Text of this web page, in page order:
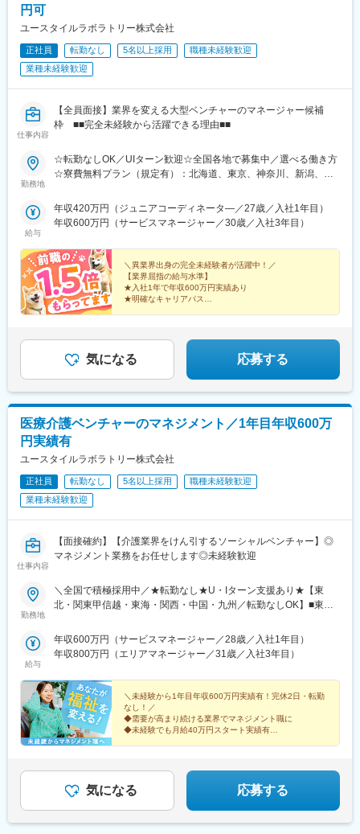
円可
ユースタイルラボラトリー株式会社
正社員 転勤なし 5名以上採用
職種未経験歓迎
業種未経験歓迎
仕事内容
【全員面接】業界を変える大型ベンチャーのマネージャー候補
枠 ■■完全未経験から活躍できる理由■■
勤務地
☆転勤なしOK／UIターン歓迎☆全国各地で募集中／選べる働き方
☆寮費無料プラン（規定有）：北海道、東京、神奈川、新潟、三
ス】◇地元採用・転勤なし可■東北／北海道、青森、岩手、宮城、
山形、福島■関東甲信越／茨城、栃木、群馬、埼玉、千葉、東京、
■関西／滋賀、京都、大阪、兵庫、奈良、和歌山■中国・四国／岡
山、広島、山口、徳島、香川、愛媛、高知■九州／福岡、佐賀、長
崎、熊本、大分、宮崎、鹿児島、沖縄☆江戸川・川崎・湘南・川
越・香川・徳島・青森・多摩川にて新規オープン★別事業へのキ
ャリアチェンジによる昇格可能☆ページ下部「勤務地の一例」も
ご参照ください【2／全国マネージャーコース】◆全国募集／引越
在地はHP参照⇒養成期間後の勤務地は現在お住まいの地域又はジ
ェネラルマネージャーと相談の上決定◆引越し手当支給・家賃無
料の借り上げ社宅提供☆早期キャリアアップしたい方に最適なポ
ジション
給与
年収420万円（ジュニアコーディネータ―／27歳／入社1年目）
年収600万円（サービスマネージャー／30歳／入社3年目）
＼異業界出身の完全未経験者が活躍中！／
【業界屈指の給与水準】
★入社1年で年収600万円実績あり
★明確なキャリアパス
気になる 応募する
医療介護ベンチャーのマネジメント／1年目年収600万
円実績有
ユースタイルラボラトリー株式会社
正社員 転勤なし 5名以上採用
職種未経験歓迎
業種未経験歓迎
仕事内容
【面接確約】【介護業界をけん引するソーシャルベンチャー】◎
マネジメント業務をお任せします◎未経験歓迎
勤務地
＼全国で積極採用中／★転勤なし★U・Iターン支援あり★【東
北・関東甲信越・東海・関西・中国・九州／転勤なしOK】■東北
木、群馬、埼玉、千葉、東京、神奈川、新潟、富山、山梨、長野■
東海／岐阜、静岡、愛知、三重■関西／滋賀、京都、大阪、兵庫、
媛、高知■九州／福岡、佐賀、長崎、熊本、大分、宮崎、鹿児島、
沖縄★【エリア勤務希望・移住希望の方優遇】：サポート制度も
充実していますので、現在のお住まいに関わらずご希望をお知ら
せください！☆『寮費無料プラン』あり（規定有）：下記勤務地
希望・移住希望の方はお気軽にご相談ください！※【北海道】【東
京都】【神奈川県】【新潟県】【三重県】【滋賀県】【沖縄県】
用会社負担等の移住支援あり（規定有）・U・Iターン転勤希望者
への1年間の支援あり（規定有）★江戸川・川崎・湘南・川越・香
川・徳島・青森にて新規事業所オープン！
給与
年収600万円（サービスマネージャー／28歳／入社1年目）
年収800万円（エリアマネージャー／31歳／入社3年目）
＼未経験から1年目年収600万円実績有！完休2日・転勤
なし！／
◆需要が高まり続ける業界でマネジメント職に
◆未経験でも月給40万円スタート実績有
気になる 応募する